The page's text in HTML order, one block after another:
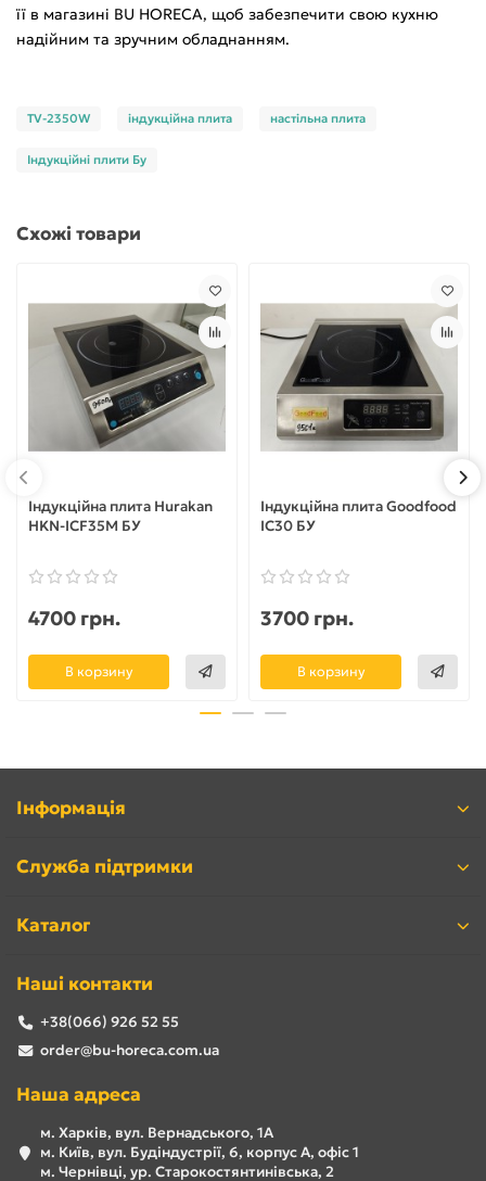
її в магазині BU HORECA, щоб забезпечити свою кухню
надійним та зручним обладнанням.
TV-2350W індукційна плита настільна плита
Індукційні плити Бу
Схожі товари
Індукційна плита Hurakan
HKN-ICF35M БУ
4700 грн.
В корзину
Індукційна плита Goodfood
IC30 БУ
3700 грн.
В корзину
Інформація
Служба підтримки
Каталог
Наші контакти
+38(066) 926 52 55
order@bu-horeca.com.ua
Наша адреса
м. Харків, вул. Вернадського, 1А
м. Київ, вул. Будіндустрії, 6, корпус А, офіс 1
м. Чернівці, ур. Старокостянтинівська, 2